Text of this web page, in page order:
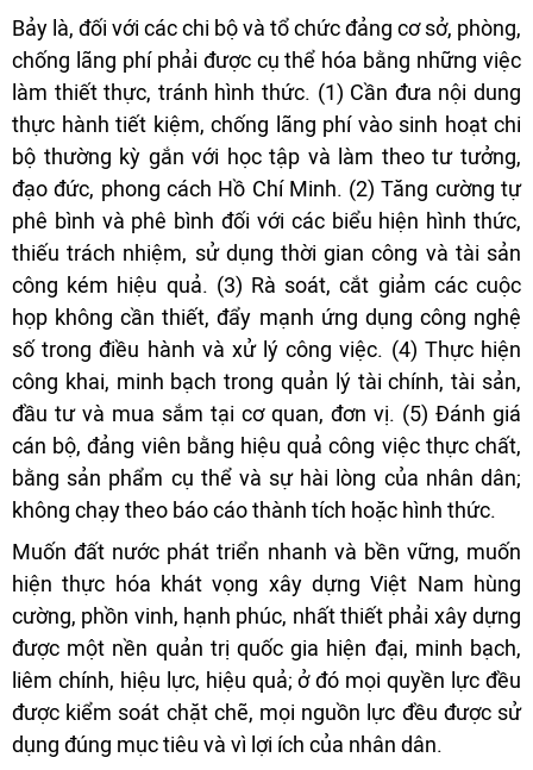
Bảy là, đối với các chi bộ và tổ chức đảng cơ sở, phòng,
chống lãng phí phải được cụ thể hóa bằng những việc
làm thiết thực, tránh hình thức. (1) Cần đưa nội dung
thực hành tiết kiệm, chống lãng phí vào sinh hoạt chi
bộ thường kỳ gắn với học tập và làm theo tư tưởng,
đạo đức, phong cách Hồ Chí Minh. (2) Tăng cường tự
phê bình và phê bình đối với các biểu hiện hình thức,
thiếu trách nhiệm, sử dụng thời gian công và tài sản
công kém hiệu quả. (3) Rà soát, cắt giảm các cuộc
họp không cần thiết, đẩy mạnh ứng dụng công nghệ
số trong điều hành và xử lý công việc. (4) Thực hiện
công khai, minh bạch trong quản lý tài chính, tài sản,
đầu tư và mua sắm tại cơ quan, đơn vị. (5) Đánh giá
cán bộ, đảng viên bằng hiệu quả công việc thực chất,
bằng sản phẩm cụ thể và sự hài lòng của nhân dân;
không chạy theo báo cáo thành tích hoặc hình thức.
Muốn đất nước phát triển nhanh và bền vững, muốn
hiện thực hóa khát vọng xây dựng Việt Nam hùng
cường, phồn vinh, hạnh phúc, nhất thiết phải xây dựng
được một nền quản trị quốc gia hiện đại, minh bạch,
liêm chính, hiệu lực, hiệu quả; ở đó mọi quyền lực đều
được kiểm soát chặt chẽ, mọi nguồn lực đều được sử
dụng đúng mục tiêu và vì lợi ích của nhân dân.